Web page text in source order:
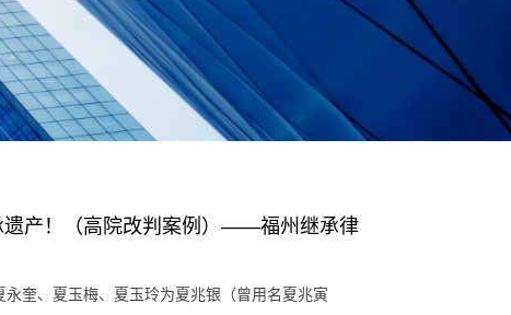
遗产！（高院改判案例）——福州继承律
奎、夏玉梅、夏玉玲为夏兆银（曾用名夏兆寅